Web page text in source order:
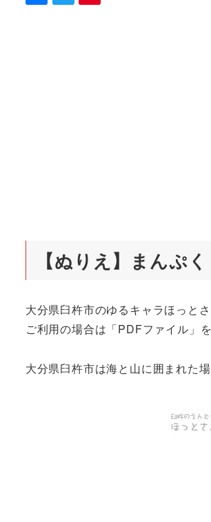
【ぬりえ】まんぷ
大分県臼杵市のゆるキャラほっと
ご利用の場合は「PDFファイル」
大分県臼杵市は海と山に囲まれた場